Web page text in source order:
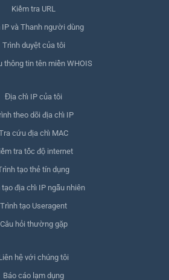
Kiểm tra URL
và Thanh người dùng
Trình duyệt của tôi
thông tin tên miền WHOIS
Địa chỉ IP của tôi
theo dõi địa chỉ IP
cứu địa chỉ MAC
tra tốc độ internet
tạo thẻ tín dụng
tạo địa chỉ IP ngẫu nhiên
Trình tạo Useragent
Câu hỏi thường gặp
hệ với chúng tôi
Báo cáo lạm dụng